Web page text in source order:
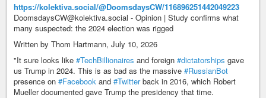
https://kolektiva.social/@DoomsdaysCW/116896251442049223
DoomsdaysCW@kolektiva.social - Opinion | Study confirms what
many suspected: the 2024 election was rigged
Written by Thom Hartmann, July 10, 2026
"It sure looks like #TechBillionaires and foreign #dictatorships gave
us Trump in 2024. This is as bad as the massive #RussianBot
presence on #Facebook and #Twitterback in 2016, which Robert
Mueller documented gave Trump the presidency that time.